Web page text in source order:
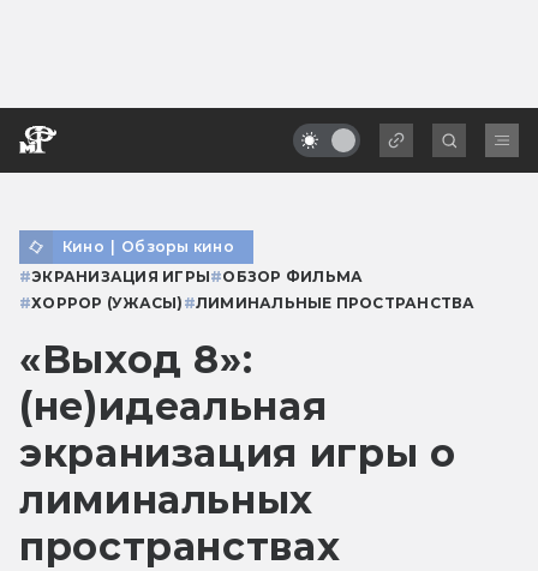
Кино | Обзоры кино
#ЭКРАНИЗАЦИЯ ИГРЫ#ОБЗОР ФИЛЬМА
#ХОРРОР (УЖАСЫ) #ЛИМИНАЛЬНЫЕ ПРОСТРАНСТВА
«Выход 8»:
(не)идеальная
экранизация игры о
лиминальных
пространствах